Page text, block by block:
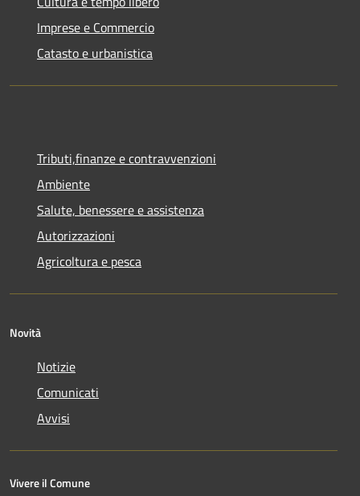
Imprese e Commercio
Catasto e urbanistica
Tributi,finanze e contravvenzioni
Ambiente
Salute, benessere e assistenza
Autorizzazioni
Agricoltura e pesca
Novità
Notizie
Comunicati
Avvisi
Vivere il Comune